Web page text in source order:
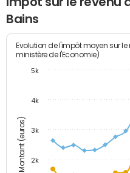
Bains
Montant (euros)
Evolution de l'impôt moyen sur le
ministère de l'Economie)
2k
3k
4k
5k